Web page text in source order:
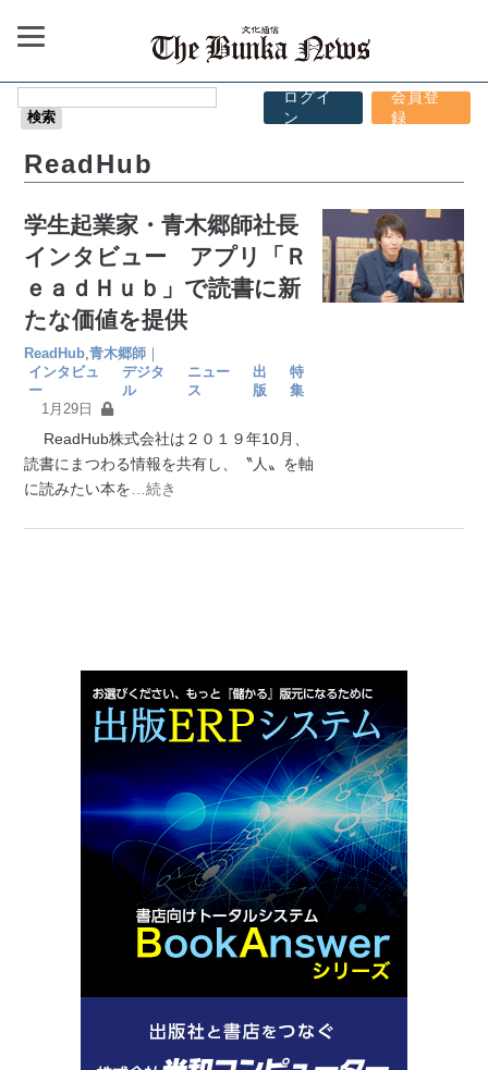
ログイ
ン
会員登
録
ReadHub
学生起業家・青木郷師社長
インタビュー アプリ「Ｒ
ｅａｄＨｕｂ」で読書に新
たな価値を提供
ReadHub ,青木郷師 ｜
インタビュ
ー
デジタ
ル
ニュー
ス
出
版
特
集
1月29日
ReadHub株式会社は２０１９年10月、
読書にまつわる情報を共有し、〝人〟を軸
に読みたい本を …続き